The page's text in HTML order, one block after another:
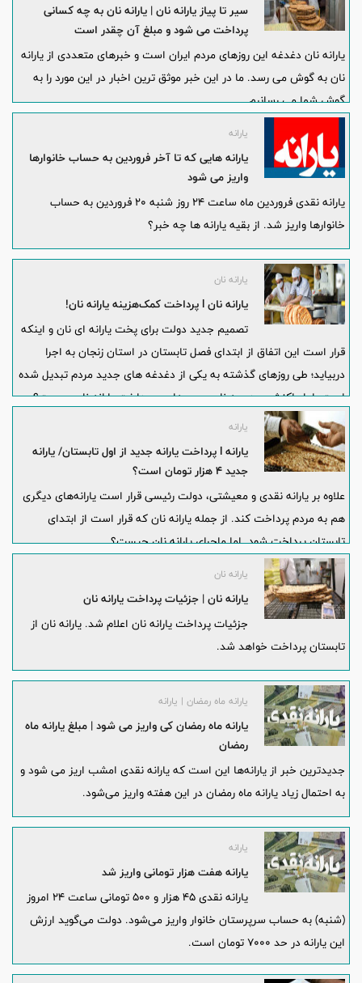
سیر تا پیاز یارانه نان | یارانه نان به چه کسانی
پرداخت می شود و مبلغ آن چقدر است
یارانه نان دغدغه این روزهای مردم ایران است و خبرهای متعددی از یارانه
نان به گوش می رسد. ما در این خبر موثق ترین اخبار در این مورد را به
گوش شما می رسانبم.
یارانه
یارانه هایی که تا آخر فروردین به حساب‌ خانوارها
واریز می شود
یارانه نقدی فروردین ماه ساعت ۲۴ روز شنبه ۲۰ فروردین به حساب
خانوارها واریز شد. از بقیه یارانه ها چه خبر؟
یارانه نان
یارانه نان l پرداخت کمک‌هزینه یارانه نان!
تصمیم جدید دولت برای پخت یارانه ای نان و اینکه
قرار است این اتفاق از ابتدای فصل تابستان در استان زنجان به اجرا
دربیاید؛ طی روزهای گذشته به یکی از دغدغه های جدید مردم تبدیل شده
است. اما واکنش مردم به نان سهمیه‌ای و پرداخت یارانه نان چیست؟
یارانه
یارانه l پرداخت یارانه جدید از اول تابستان/ یارانه
جدید ۴ هزار تومان است؟
علاوه بر یارانه نقدی و معیشتی، دولت رئیسی قرار است یارانه‌های دیگری
هم به مردم پرداخت کند. از جمله یارانه نان که قرار است از ابتدای
تابستان پرداخت شود. اما ماجرای یارانه نان چیست؟
یارانه نان
یارانه نان | جزئیات پرداخت یارانه نان
جزئیات پرداخت یارانه نان اعلام شد. یارانه‌ نان از
تابستان پرداخت خواهد شد.
یارانه ماه رمضان | یارانه
یارانه ماه رمضان کی واریز می شود | مبلغ یارانه ماه
رمضان
جدیدترین خبر از یارانه‌ها این است که یارانه نقدی امشب اریز می شود و
به احتمال زیاد یارانه ماه رمضان در این هفته واریز می‌شود.
یارانه
یارانه هفت هزار تومانی واریز شد
یارانه نقدی ۴۵ هزار و ۵۰۰ تومانی ساعت ۲۴ امروز
(شنبه) به حساب سرپرستان خانوار واریز می‌شود. دولت می‌گوید ارزش
این یارانه در حد ۷۰۰۰ تومان است.